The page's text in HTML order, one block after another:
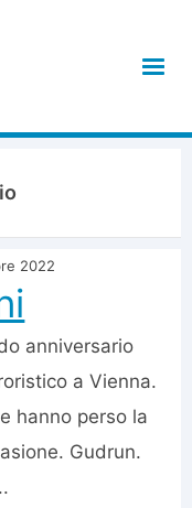
2022
anniversario
a Vienna.
hanno perso la
Gudrun.